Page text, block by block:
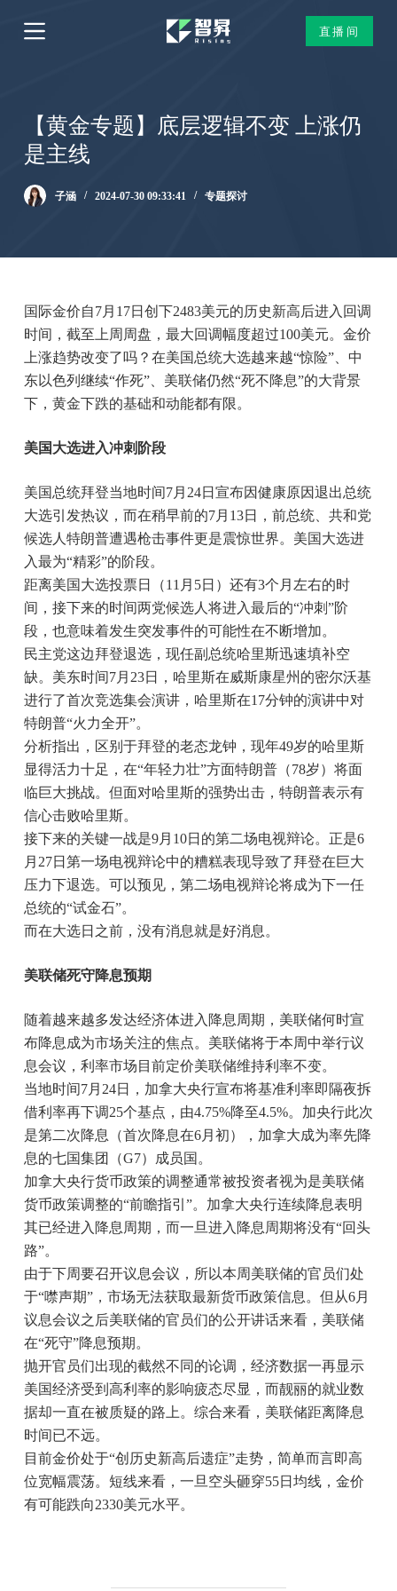
跳
过
直播间
【黄金专题】底层逻辑不变 上涨仍
是主线
子涵 2024-07-30 09:33:41 专题探讨
国际金价自7月17日创下2483美元的历史新高后进入回调
时间，截至上周周盘，最大回调幅度超过100美元。金价
上涨趋势改变了吗？在美国总统大选越来越“惊险”、中
东以色列继续“作死”、美联储仍然“死不降息”的大背景
下，黄金下跌的基础和动能都有限。
美国大选进入冲刺阶段
美国总统拜登当地时间7月24日宣布因健康原因退出总统
大选引发热议，而在稍早前的7月13日，前总统、共和党
候选人特朗普遭遇枪击事件更是震惊世界。美国大选进
入最为“精彩”的阶段。
距离美国大选投票日（11月5日）还有3个月左右的时
间，接下来的时间两党候选人将进入最后的“冲刺”阶
段，也意味着发生突发事件的可能性在不断增加。
民主党这边拜登退选，现任副总统哈里斯迅速填补空
缺。美东时间7月23日，哈里斯在威斯康星州的密尔沃基
进行了首次竞选集会演讲，哈里斯在17分钟的演讲中对
特朗普“火力全开”。
分析指出，区别于拜登的老态龙钟，现年49岁的哈里斯
显得活力十足，在“年轻力壮”方面特朗普（78岁）将面
临巨大挑战。但面对哈里斯的强势出击，特朗普表示有
信心击败哈里斯。
接下来的关键一战是9月10日的第二场电视辩论。正是6
月27日第一场电视辩论中的糟糕表现导致了拜登在巨大
压力下退选。可以预见，第二场电视辩论将成为下一任
总统的“试金石”。
而在大选日之前，没有消息就是好消息。
美联储死守降息预期
随着越来越多发达经济体进入降息周期，美联储何时宣
布降息成为市场关注的焦点。美联储将于本周中举行议
息会议，利率市场目前定价美联储维持利率不变。
当地时间7月24日，加拿大央行宣布将基准利率即隔夜拆
借利率再下调25个基点，由4.75%降至4.5%。加央行此次
是第二次降息（首次降息在6月初），加拿大成为率先降
息的七国集团（G7）成员国。
加拿大央行货币政策的调整通常被投资者视为是美联储
货币政策调整的“前瞻指引”。加拿大央行连续降息表明
其已经进入降息周期，而一旦进入降息周期将没有“回头
路”。
由于下周要召开议息会议，所以本周美联储的官员们处
于“噤声期”，市场无法获取最新货币政策信息。但从6月
议息会议之后美联储的官员们的公开讲话来看，美联储
在“死守”降息预期。
抛开官员们出现的截然不同的论调，经济数据一再显示
美国经济受到高利率的影响疲态尽显，而靓丽的就业数
据却一直在被质疑的路上。综合来看，美联储距离降息
时间已不远。
目前金价处于“创历史新高后遗症”走势，简单而言即高
位宽幅震荡。短线来看，一旦空头砸穿55日均线，金价
有可能跌向2330美元水平。